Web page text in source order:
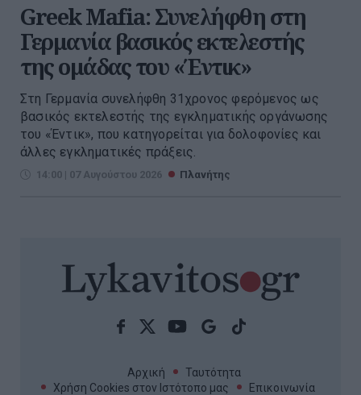
Greek Mafia: Συνελήφθη στη
Γερμανία βασικός εκτελεστής
της ομάδας του «Έντικ»
Στη Γερμανία συνελήφθη 31χρονος φερόμενος ως
βασικός εκτελεστής της εγκληματικής οργάνωσης
του «Έντικ», που κατηγορείται για δολοφονίες και
άλλες εγκληματικές πράξεις.
14:00 | 07 Αυγούστου 2026 Πλανήτης
Αρχική
Ταυτότητα
Χρήση Cookies στον Ιστότοπο μας
Επικοινωνία